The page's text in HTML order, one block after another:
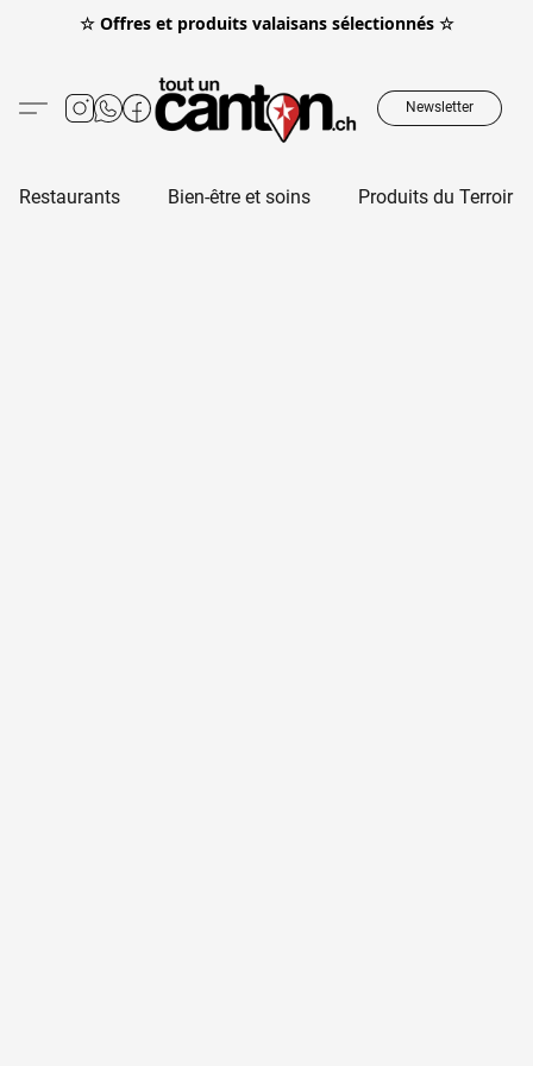
☆ Offres et produits valaisans sélectionnés ☆
Newsletter
Restaurants Bien-être et soins Produits du Terroir